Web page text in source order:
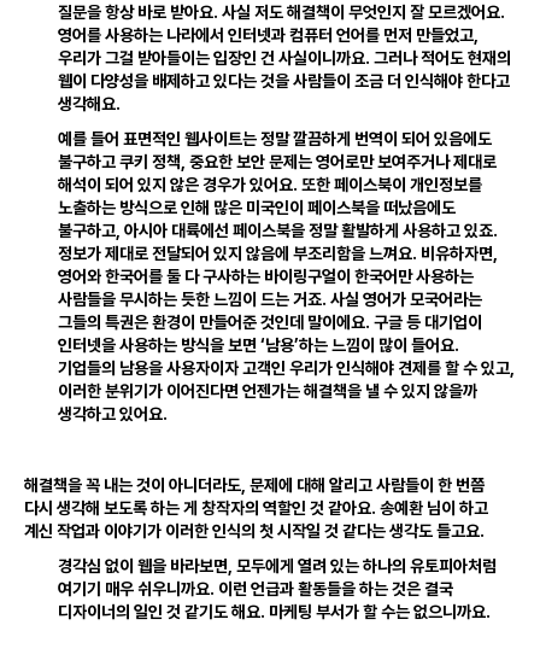
질문을 항상 바로 받아요. 사실 저도 해결책이 무엇인지 잘 모르겠어요.
영어를 사용하는 나라에서 인터넷과 컴퓨터 언어를 먼저 만들었고
우리가 그걸 받아들이는 입장인 건 사실이니까요. 그러나 적어도 현재의
웹이 다양성을 배제하고 있다는 것을 사람들이 조금 더 인식해야 한다고
생각해요.
예를 들어 표면적인 웹사이트는 정말 깔끔하게 번역이 되어 있음에도
불구하고 쿠키 정책 중요한 보안 문제는 영어로만 보여주거나 제대로
해석이 되어 있지 않은 경우가 있어요. 또한 페이스북이 개인정보를
노출하는 방식으로 인해 많은 미국인이 페이스북을 떠났음에도
불구하고 아시아 대륙에선 페이스북을 정말 활발하게 사용하고 있죠.
정보가 제대로 전달되어 있지 않음에 부조리함을 느껴요. 비유하자면
영어와 한국어를 둘 다 구사하는 바이링구얼이 한국어만 사용하는
사람들을 무시하는 듯한 느낌이 드는 거죠. 사실 영어가 모국어라는
그들의 특권은 환경이 만들어준 것인데 말이에요. 구글 등 대기업이
인터넷을 사용하는 방식을 보면 ‘남용’하는 느낌이 많이 들어요.
기업들의 남용을 사용자이자 고객인 우리가 인식해야 견제를 할 수 있고
이러한 분위기가 이어진다면 언젠가는 해결책을 낼 수 있지 않을까
생각하고 있어요.
해결책을 꼭 내는 것이 아니더라도 문제에 대해 알리고 사람들이 한 번쯤
다시 생각해 보도록 하는 게 창작자의 역할인 것 같아요. 송예환 님이 하고
계신 작업과 이야기가 이러한 인식의 첫 시작일 것 같다는 생각도 들고요.
경각심 없이 웹을 바라보면 모두에게 열려 있는 하나의 유토피아처럼
여기기 매우 쉬우니까요. 이런 언급과 활동들을 하는 것은 결국
디자이너의 일인 것 같기도 해요. 마케팅 부서가 할 수는 없으니까요.